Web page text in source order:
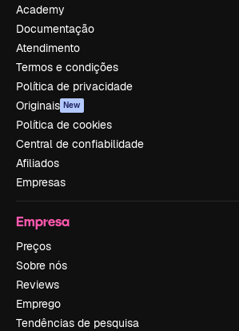
Academy
Documentação
Atendimento
Termos e condições
Política de privacidade
Originais New
Política de cookies
Central de confiabilidade
Afiliados
Empresas
Empresa
Preços
Sobre nós
Reviews
Emprego
Tendências de pesquisa